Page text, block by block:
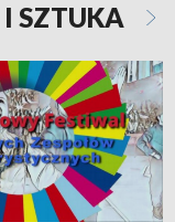
SZTUKA